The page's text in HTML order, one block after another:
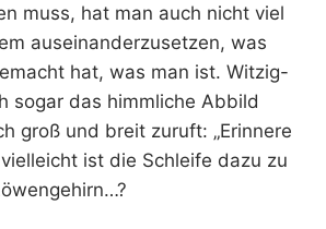
muss, hat man auch nicht viel
auseinanderzusetzen, was
hat, was man ist. Witzig-
sogar das himmliche Abbild
groß und breit zuruft: „Erinnere
ist die Schleife dazu zu